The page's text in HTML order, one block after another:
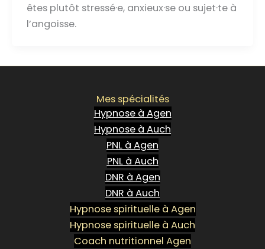
êtes plutôt stressé·e, anxieux·se ou sujet·te à
l’angoisse.
Mes spécialités
Hypnose à Agen
Hypnose à Auch
PNL à Agen
PNL à Auch
DNR à Agen
DNR à Auch
Hypnose spirituelle à Agen
Hypnose spirituelle à Auch
Coach nutritionnel Agen